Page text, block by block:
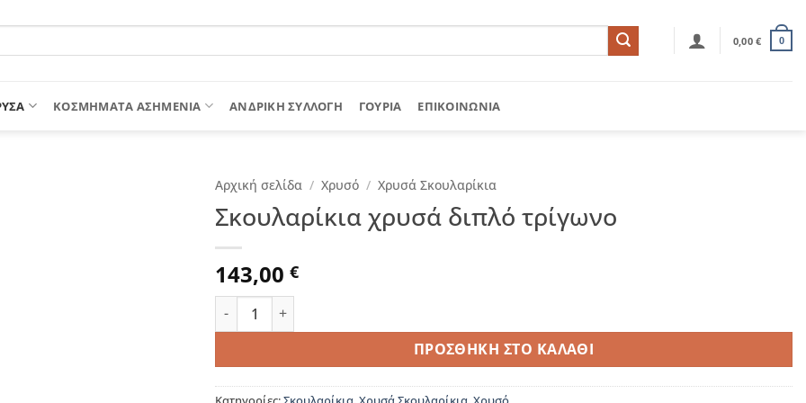
0,00€ 0
ΚΟΣΜΗΜΑΤΑ ΑΣΗΜΕΝΙΑ ΑΝΔΡΙΚΉ ΣΥΛΛΟΓΉ ΓΟΎΡΙΑ ΕΠΙΚΟΙΝΩΝΊΑ
Αρχική σελίδα / Χρυσό / Χρυσά Σκουλαρίκια
Σκουλαρίκια χρυσά διπλό τρίγωνο
143,00 €
Σκουλαρίκια χρυσά διπλό τρίγωνο ποσότητα
ΠΡΟΣΘΉΚΗ ΣΤΟ ΚΑΛΆΘΙ